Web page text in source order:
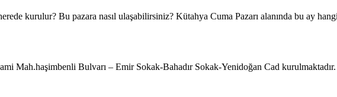
kurulur? Bu pazara nasıl ulaşabilirsiniz? Kütahya Cuma Pazarı alanında bu ay
Mah.haşimbenli Bulvarı – Emir Sokak-Bahadır Sokak-Yenidoğan Cad kurulmaktadır.